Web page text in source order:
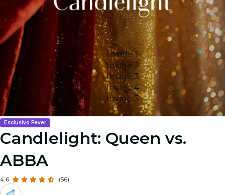
Image 1
Image 2
Image 3
Image 4
Image 5
Esclusivo Fever
Candlelight: Queen vs.
ABBA
4.6 (56)